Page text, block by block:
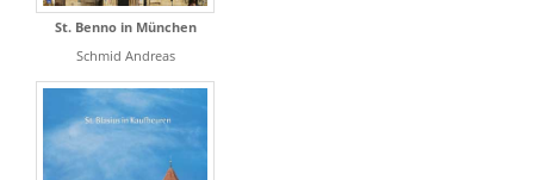
St. Benno in München
Schmid Andreas